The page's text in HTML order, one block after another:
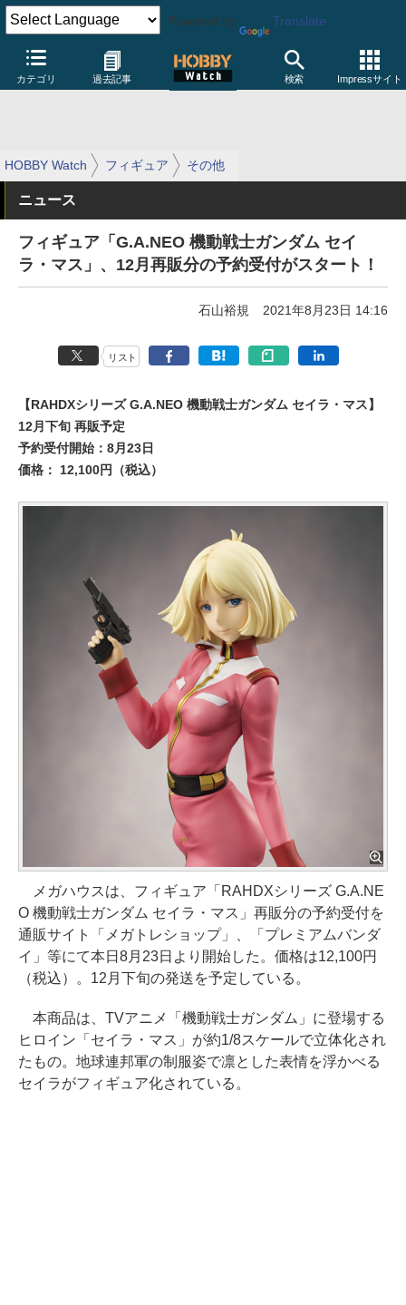
Powered by Translate
カテゴリ 過去記事 検索 Impressサイト
HOBBY Watch フィギュア その他
ニュース
フィギュア「G.A.NEO 機動戦士ガンダム セイ
ラ・マス」、12月再販分の予約受付がスタート！
石山裕規 2021年8月23日 14:16
リスト
【RAHDXシリーズ G.A.NEO 機動戦士ガンダム セイラ・マス】
12月下旬 再販予定
予約受付開始：8月23日
価格： 12,100円（税込）
メガハウスは、フィギュア「RAHDXシリーズ G.A.NE
O 機動戦士ガンダム セイラ・マス」再販分の予約受付を
通販サイト「メガトレショップ」、「プレミアムバンダ
イ」等にて本日8月23日より開始した。価格は12,100円
（税込）。12月下旬の発送を予定している。
本商品は、TVアニメ「機動戦士ガンダム」に登場する
ヒロイン「セイラ・マス」が約1/8スケールで立体化され
たもの。地球連邦軍の制服姿で凛とした表情を浮かべる
セイラがフィギュア化されている。